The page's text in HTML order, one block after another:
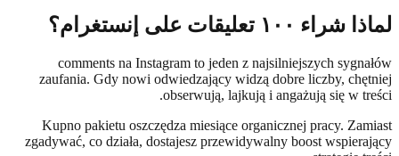
تعليقات على إنستغرام؟
comments na Instagram to jeden z najsilniejszych
zaufania. Gdy nowi odwiedzający widzą dobre liczby,
obserwują, lajkują i angażują się w
Kupno pakietu oszczędza miesiące organicznej pracy.
zgadywać, co działa, dostajesz przewidywalny boost